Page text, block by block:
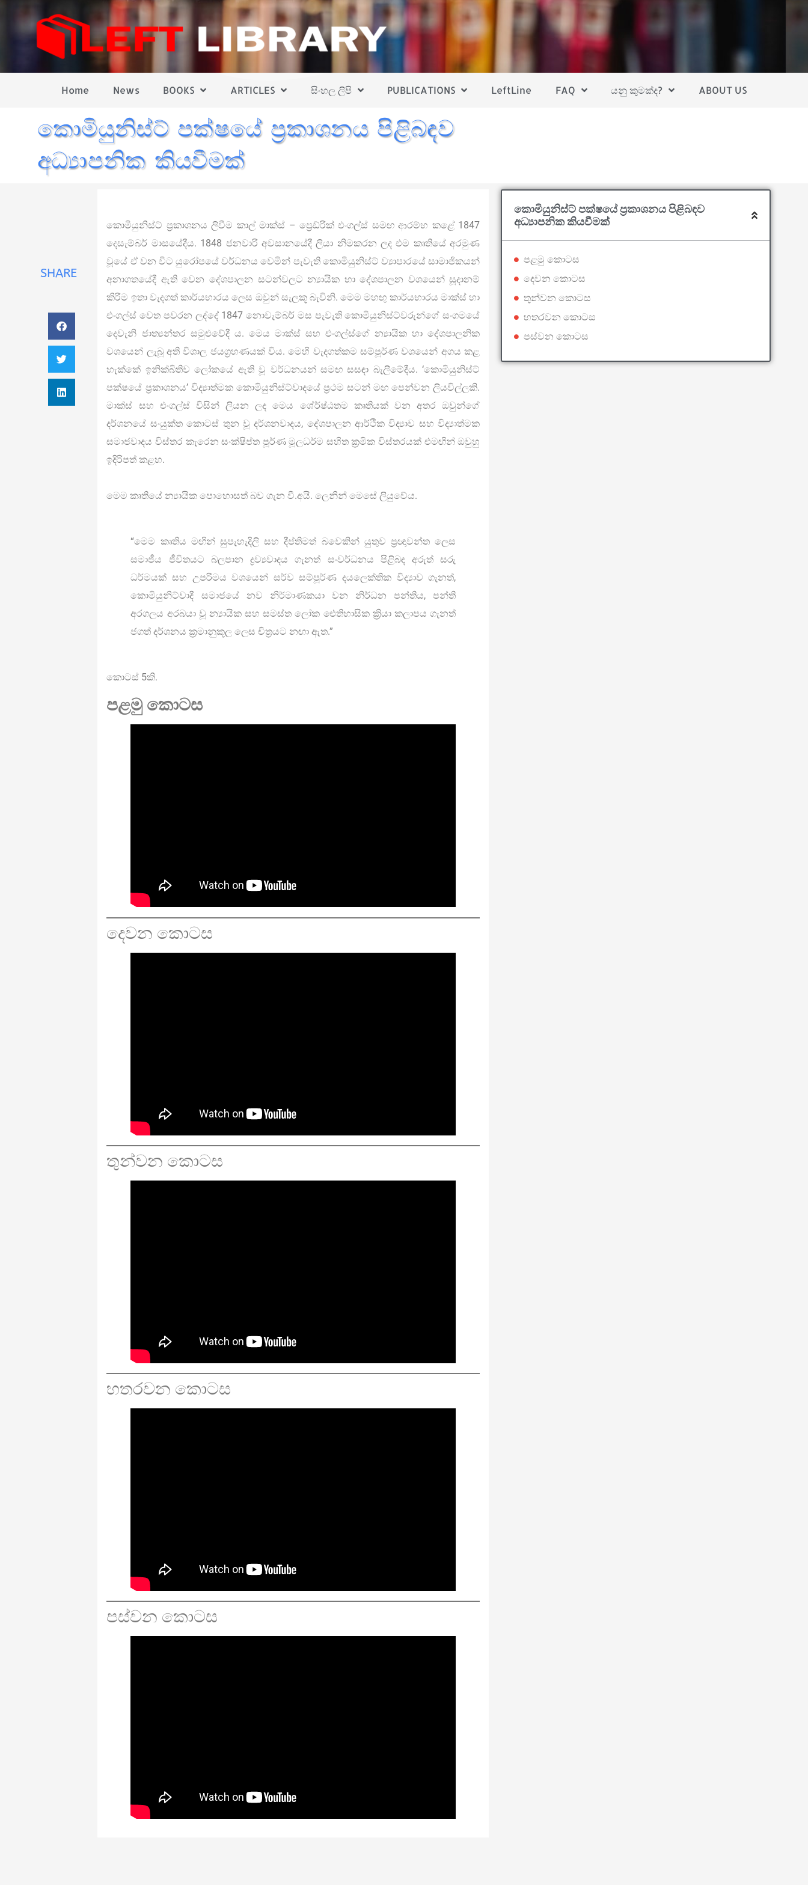
Home News BOOKS ARTICLES සිංහල ලිපි PUBLICATIONS LeftLine FAQ යනු කුමක්ද? ABOUT US
කොමියුනිස්ට් පක්ෂයේ ප්‍රකාශනය පිළිබඳව
අධ්‍යාපනික කියවීමක්
SHARE
කොමියුනිස්ට් ප්‍රකාශනය ලිවීම කාල් මාක්ස් – ප්‍රෙඩ්රික් එංගල්ස් සමඟ ආරම්භ කළේ 1847
දෙසැම්බර් මාසයේදීය. 1848 ජනවාරි අවසානයේදී ලියා නිමකරන ලද එම කෘතියේ අරමුණ
වූයේ ඒ වන විට යුරෝපයේ වර්ධනය වෙමින් පැවැති කොමියුනිස්ට් ව්‍යාපාරයේ සාමාජිකයන්
අනාගතයේදී ඇති වෙන දේශපාලන සටන්වලට න්‍යායික හා දේශපාලන වශයෙන් සූදානම්
කිරීම ඉතා වැදගත් කාර්යභාරය ලෙස ඔවුන් සැලකූ බැවිනි. මෙම මහඟු කාර්යභාරය මාක්ස් හා
එංගල්ස් වෙත පවරන ලද්දේ 1847 නොවැම්බර් මස පැවැති කොමියුනිස්ට්වරුන්ගේ සංගමයේ
දෙවැනි ජාත්‍යන්තර සමුළුවේදී ය. මෙය මාක්ස් සහ එංගල්ස්ගේ න්‍යායික හා දේශපාලනික
වශයෙන් ලැබූ අති විශාල ජයග්‍රහණයක් විය. මෙහි වැදගත්කම සම්පූර්ණ වශයෙන් අගය කළ
හැක්කේ ඉනික්බිතිව ලෝකයේ ඇති වූ වර්ධනයන් සමඟ සසඳා බැලීමේදීය. ‘කොමියුනිස්ට්
පක්ෂයේ ප්‍රකාශනය’ විද්‍යාත්මක කොමියුනිස්ට්වාදයේ ප්‍රථම සටන් මඟ පෙන්වන ලියවිල්ලකි.
මාක්ස් සහ එංගල්ස් විසින් ලියන ලද මෙය ශේ‍ර්ෂ්ඨතම කෘතියක් වන අතර ඔවුන්ගේ
දර්ශනයේ සංයුක්ත කොටස් තුන වූ දර්ශනවාදය, දේශපාලන ආර්ථික විද්‍යාව සහ විද්‍යාත්මක
සමාජවාදය විස්තර කැරෙන සංක්ෂිප්ත පූර්ණ මූලධර්ම සහිත ක්‍රමික විස්තරයක් එමඟින් ඔවුහු
ඉදිරිපත් කළහ.
මෙම කෘතියේ න්‍යායික පොහොසත් බව ගැන වී.අයි. ලෙනින් මෙසේ ලියුවේය.
“මෙම කෘතිය මඟින් සුපැහැදිලි සහ දීප්තිමත් බවෙකින් යුතුව ප්‍රඥාවන්ත ලෙස
සමාජීය ජීවිතයට බලපාන ද්‍රව්‍යවාදය ගැනත් සංවර්ධනය පිළිබඳ අරුත් සරු
ධර්මයක් සහ උපරිමය වශයෙන් සර්ව සම්පූර්ණ දයලෙක්තික විද්‍යාව ගැනත්,
කොමියුනිට්වාදී සමාජයේ නව නිර්මාණකයා වන නිර්ධන පන්තිය, පන්ති
අරගලය අරබයා වූ න්‍යායික සහ සමස්ත ලෝක ඓතිහාසික ක්‍රියා කලාපය ගැනත්
ජගත් දර්ශනය ක්‍රමානුකූල ලෙස චිත්‍රයට නඟා ඇත.”
කොටස් 5කි.
පළමු කොටස
දෙවන කොටස
තුන්වන කොටස
හතරවන කොටස
පස්වන කොටස
කොමියුනිස්ට් පක්ෂයේ ප්‍රකාශනය පිළිබඳව
අධ්‍යාපනික කියවීමක්
පළමු කොටස
දෙවන කොටස
තුන්වන කොටස
හතරවන කොටස
පස්වන කොටස